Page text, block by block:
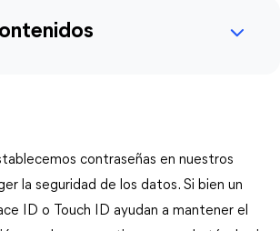
contraseñas en nuestros
la seguridad de los datos. Si bien un
ID o Touch ID ayudan a mantener el